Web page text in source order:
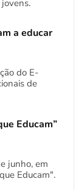
a educar
do E-
de
Educam”
junho, em
Educam".